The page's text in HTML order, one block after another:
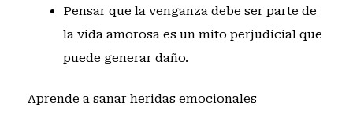
Pensar que la venganza debe ser parte de
la vida amorosa es un mito perjudicial que
puede generar daño.
Aprende a sanar heridas emocionales